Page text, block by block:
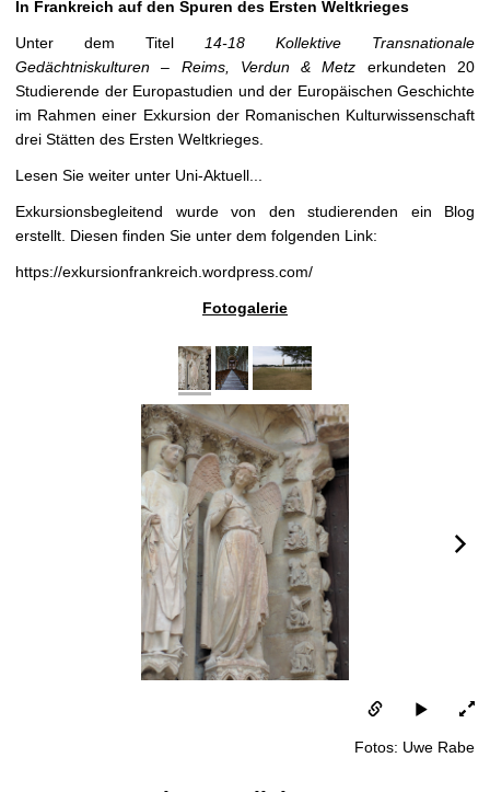
In Frankreich auf den Spuren des Ersten Weltkrieges
Unter dem Titel
14-18 Kollektive Transnationale
Gedächtniskulturen – Reims, Verdun & Metz erkundeten 20
Studierende der Europastudien und der Europäischen Geschichte
im Rahmen einer Exkursion der Romanischen Kulturwissenschaft
drei Stätten des Ersten Weltkrieges.
Lesen Sie weiter unter Uni-Aktuell...
Exkursionsbegleitend wurde von den studierenden ein Blog
erstellt. Diesen finden Sie unter dem folgenden Link:
https://exkursionfrankreich.wordpress.com/
Fotogalerie
Fotos: Uwe Rabe